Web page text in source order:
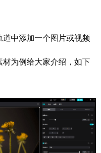
中添加一个图片或视频
为例给大家介绍，如下